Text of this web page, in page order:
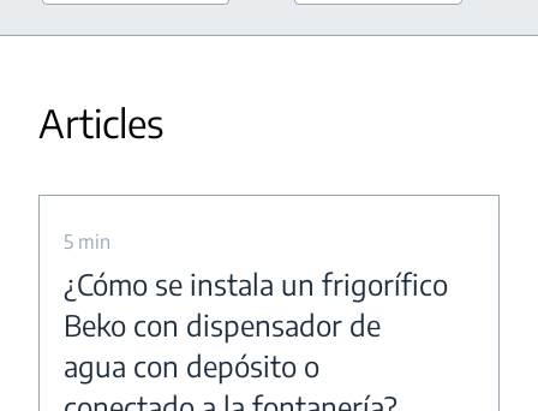
Articles
5 min
¿Cómo se instala un frigorífico
Beko con dispensador de
agua con depósito o